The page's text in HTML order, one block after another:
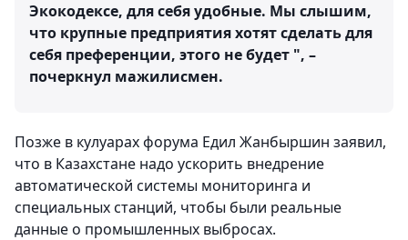
Экокодексе, для себя удобные. Мы слышим,
что крупные предприятия хотят сделать для
себя преференции, этого не будет ", –
почеркнул мажилисмен.
Позже в кулуарах форума Едил Жанбыршин заявил,
что в Казахстане надо ускорить внедрение
автоматической системы мониторинга и
специальных станций, чтобы были реальные
данные о промышленных выбросах.